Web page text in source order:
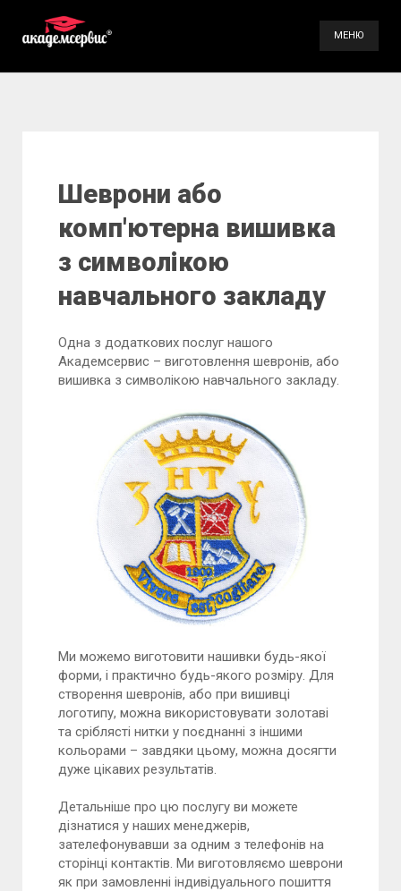
(098) 896-70-93
МЕНЮ
Шеврони або
комп'ютерна вишивка
з символікою
навчального закладу
Одна з додаткових послуг нашого
Академсервис – виготовлення шевронів, або
вишивка з символікою навчального закладу.
Ми можемо виготовити нашивки будь-якої
форми, і практично будь-якого розміру. Для
створення шевронів, або при вишивці
логотипу, можна використовувати золотаві
та сріблясті нитки у поєднанні з іншими
кольорами – завдяки цьому, можна досягти
дуже цікавих результатів.
Детальніше про цю послугу ви можете
дізнатися у наших менеджерів,
зателефонувавши за одним з телефонів на
сторінці контактів. Ми виготовляємо шеврони
як при замовленні індивідуального пошиття